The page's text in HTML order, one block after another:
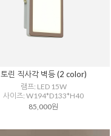
토린 직사각 벽등 (2 color)
램프: LED 15W
사이즈: W194*D133*H40
85,000원